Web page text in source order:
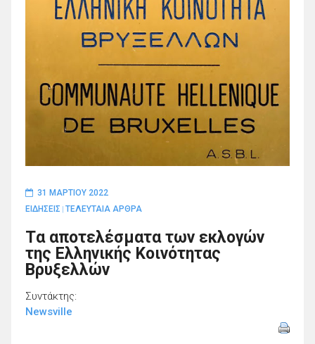
31 ΜΑΡΤΊΟΥ 2022
ΕΙΔΗΣΕΙΣ ΤΕΛΕΥΤΑΙΑ ΑΡΘΡΑ
Tα αποτελέσματα των εκλογών
της Ελληνικής Κοινότητας
Βρυξελλών
Συντάκτης:
Newsville